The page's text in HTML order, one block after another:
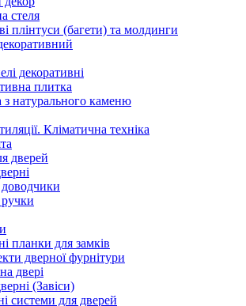
стеля
плінтуси (багети) та молдинги
декоративні
плитка
з натурального каменю
Кліматична техніка
дверей
планки для замків
дверної фурнітури
двері
(Завіси)
системи для дверей